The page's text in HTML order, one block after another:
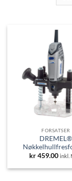
FORSATSER
DREMEL®
kr459.00 inkl.